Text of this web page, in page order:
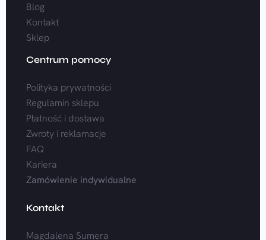
Blog
Kontakt
Sklep
Centrum pomocy
Polityka prywatności
Regulamin sklepu
Płatność i dostawa
Zwroty i reklamacje
FAQ
Kariera
Zamówienie indywidualne
Kontakt
Magdalena Sumera